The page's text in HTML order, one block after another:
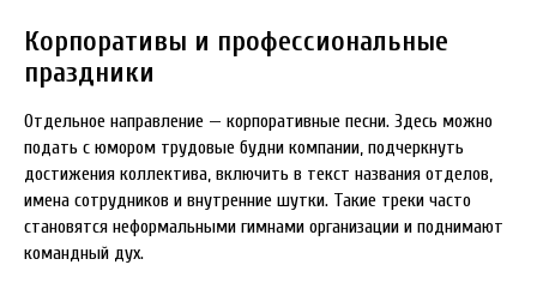
Корпоративы и профессиональные
праздники
Отдельное направление — корпоративные песни. Здесь можно
подать с юмором трудовые будни компании, подчеркнуть
достижения коллектива, включить в текст названия отделов,
имена сотрудников и внутренние шутки. Такие треки часто
становятся неформальными гимнами организации и поднимают
командный дух.